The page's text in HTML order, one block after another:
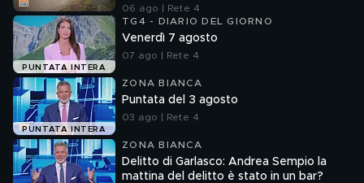
06 ago | Rete 4
PUNTATA INTERA
TG4 - DIARIO DEL GIORNO
Venerdì 7 agosto
07 ago | Rete 4
PUNTATA INTERA
ZONA BIANCA
Puntata del 3 agosto
03 ago | Rete 4
ZONA BIANCA
Delitto di Garlasco: Andrea Sempio la
mattina del delitto è stato in un bar?